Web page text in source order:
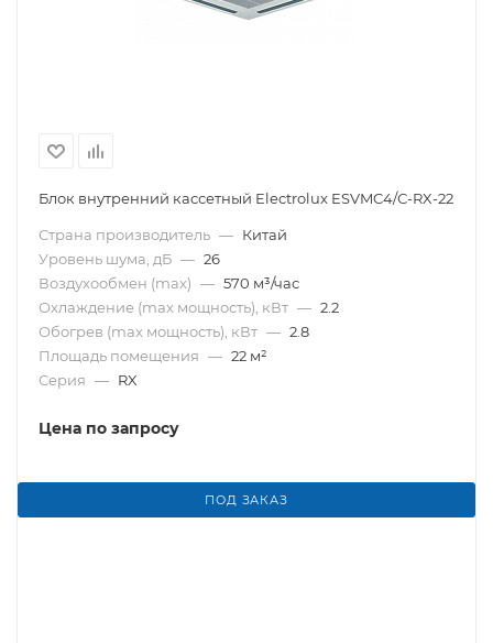
Блок внутренний кассетный Electrolux ESVMC4/С-RX-22
Страна производитель — Китай
Уровень шума, дБ — 26
Воздухообмен (max) — 570 м³/час
Охлаждение (max мощность), кВт — 2.2
Обогрев (max мощность), кВт — 2.8
Площадь помещения — 22 м²
Серия — RX
Цена по запросу
ПОД ЗАКАЗ